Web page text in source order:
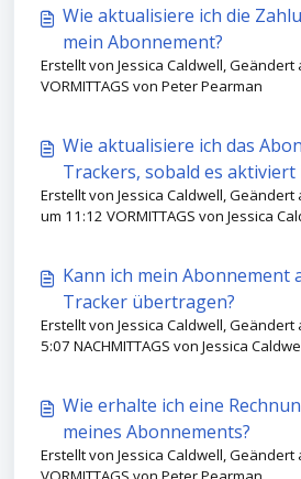
Wie aktualisiere ich die
mein Abonnement?
Erstellt von Jessica Caldwell, Geändert
VORMITTAGS von Peter Pearman
Wie aktualisiere ich das
Trackers, sobald es aktiviert
Erstellt von Jessica Caldwell,
um 11:12 VORMITTAGS von Jessica
Kann ich mein Abonnement
Tracker übertragen?
Erstellt von Jessica Caldwell, Geändert
5:07 NACHMITTAGS von Jessica
Wie erhalte ich eine
meines Abonnements?
Erstellt von Jessica Caldwell, Geändert